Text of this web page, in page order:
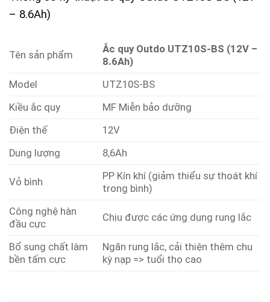
– 8.6Ah)
Tên sản phẩm
Ắc quy Outdo UTZ10S-BS (12V –
8.6Ah)
Model
UTZ10S-BS
Kiều ắc quy
MF Miễn bảo dưỡng
Điện thế
12V
Dung lượng
8,6Ah
Vỏ bình
PP Kín khí (giảm thiểu sự thoát khí
trong bình)
Công nghệ hàn
đầu cực
Chịu được các ứng dụng rung lắc
Bổ sung chất làm
bền tấm cực
Ngăn rung lắc, cải thiện thêm chu
kỳ nạp => tuổi thọ cao